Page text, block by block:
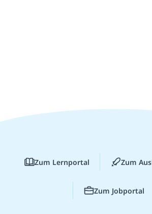
Zum Lernportal Zum
Zum Jobportal